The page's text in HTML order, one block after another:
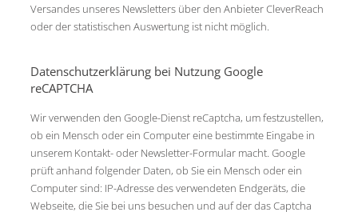
Versandes unseres Newsletters über den Anbieter CleverReach
oder der statistischen Auswertung ist nicht möglich.
Datenschutzerklärung bei Nutzung Google
reCAPTCHA
Wir verwenden den Google-Dienst reCaptcha, um festzustellen,
ob ein Mensch oder ein Computer eine bestimmte Eingabe in
unserem Kontakt- oder Newsletter-Formular macht. Google
prüft anhand folgender Daten, ob Sie ein Mensch oder ein
Computer sind: IP-Adresse des verwendeten Endgeräts, die
Webseite, die Sie bei uns besuchen und auf der das Captcha